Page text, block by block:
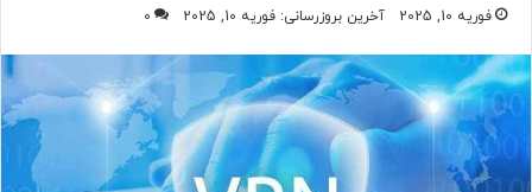
فوریه 10, 2025 آخرین بروزرسانی: فوریه 10, 2025 0